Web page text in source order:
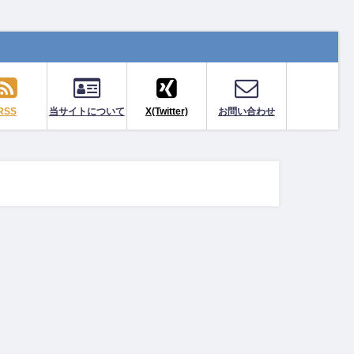
当サイトについて X(Twitter) お問い合わせ